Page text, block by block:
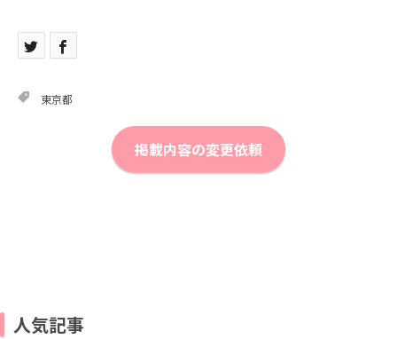
東京都
掲載内容の変更依頼
人気記事